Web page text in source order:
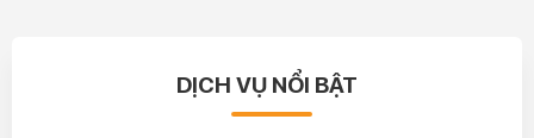
DỊCH VỤ NỔI BẬT